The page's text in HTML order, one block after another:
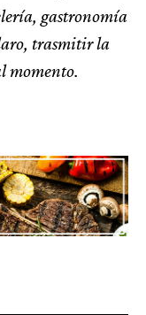
gastronomía
trasmitir la
momento.